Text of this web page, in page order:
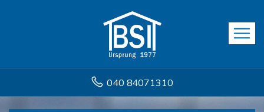
040 84071310